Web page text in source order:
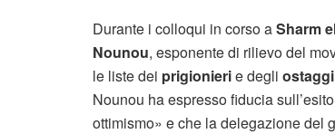
Durante i colloqui in corso aSharm
Nounou, esponente di rilievo del
le liste dei prigionierie degli ostaggi
Nounou ha espresso fiducia
ottimismo» e che la delegazione del